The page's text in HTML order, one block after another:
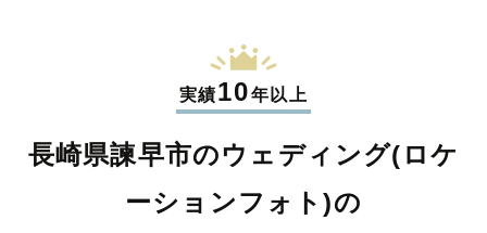
実績10年以上
長崎県諫早市のウェディング(ロケ
ーションフォト)の